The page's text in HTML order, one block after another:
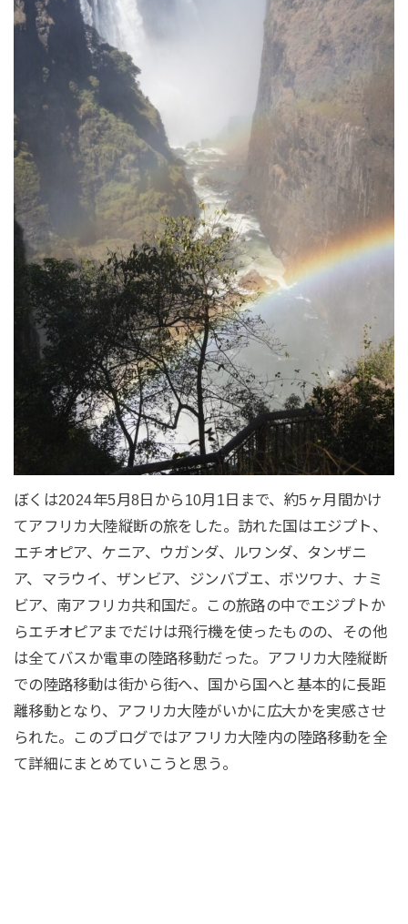
ぼくは2024年5月8日から10月1日まで、約5ヶ月間かけ
てアフリカ大陸縦断の旅をした。訪れた国はエジプト、
エチオピア、ケニア、ウガンダ、ルワンダ、タンザニ
ア、マラウイ、ザンビア、ジンバブエ、ボツワナ、ナミ
ビア、南アフリカ共和国だ。この旅路の中でエジプトか
らエチオピアまでだけは飛行機を使ったものの、その他
は全てバスか電車の陸路移動だった。アフリカ大陸縦断
での陸路移動は街から街へ、国から国へと基本的に長距
離移動となり、アフリカ大陸がいかに広大かを実感させ
られた。このブログではアフリカ大陸内の陸路移動を全
て詳細にまとめていこうと思う。